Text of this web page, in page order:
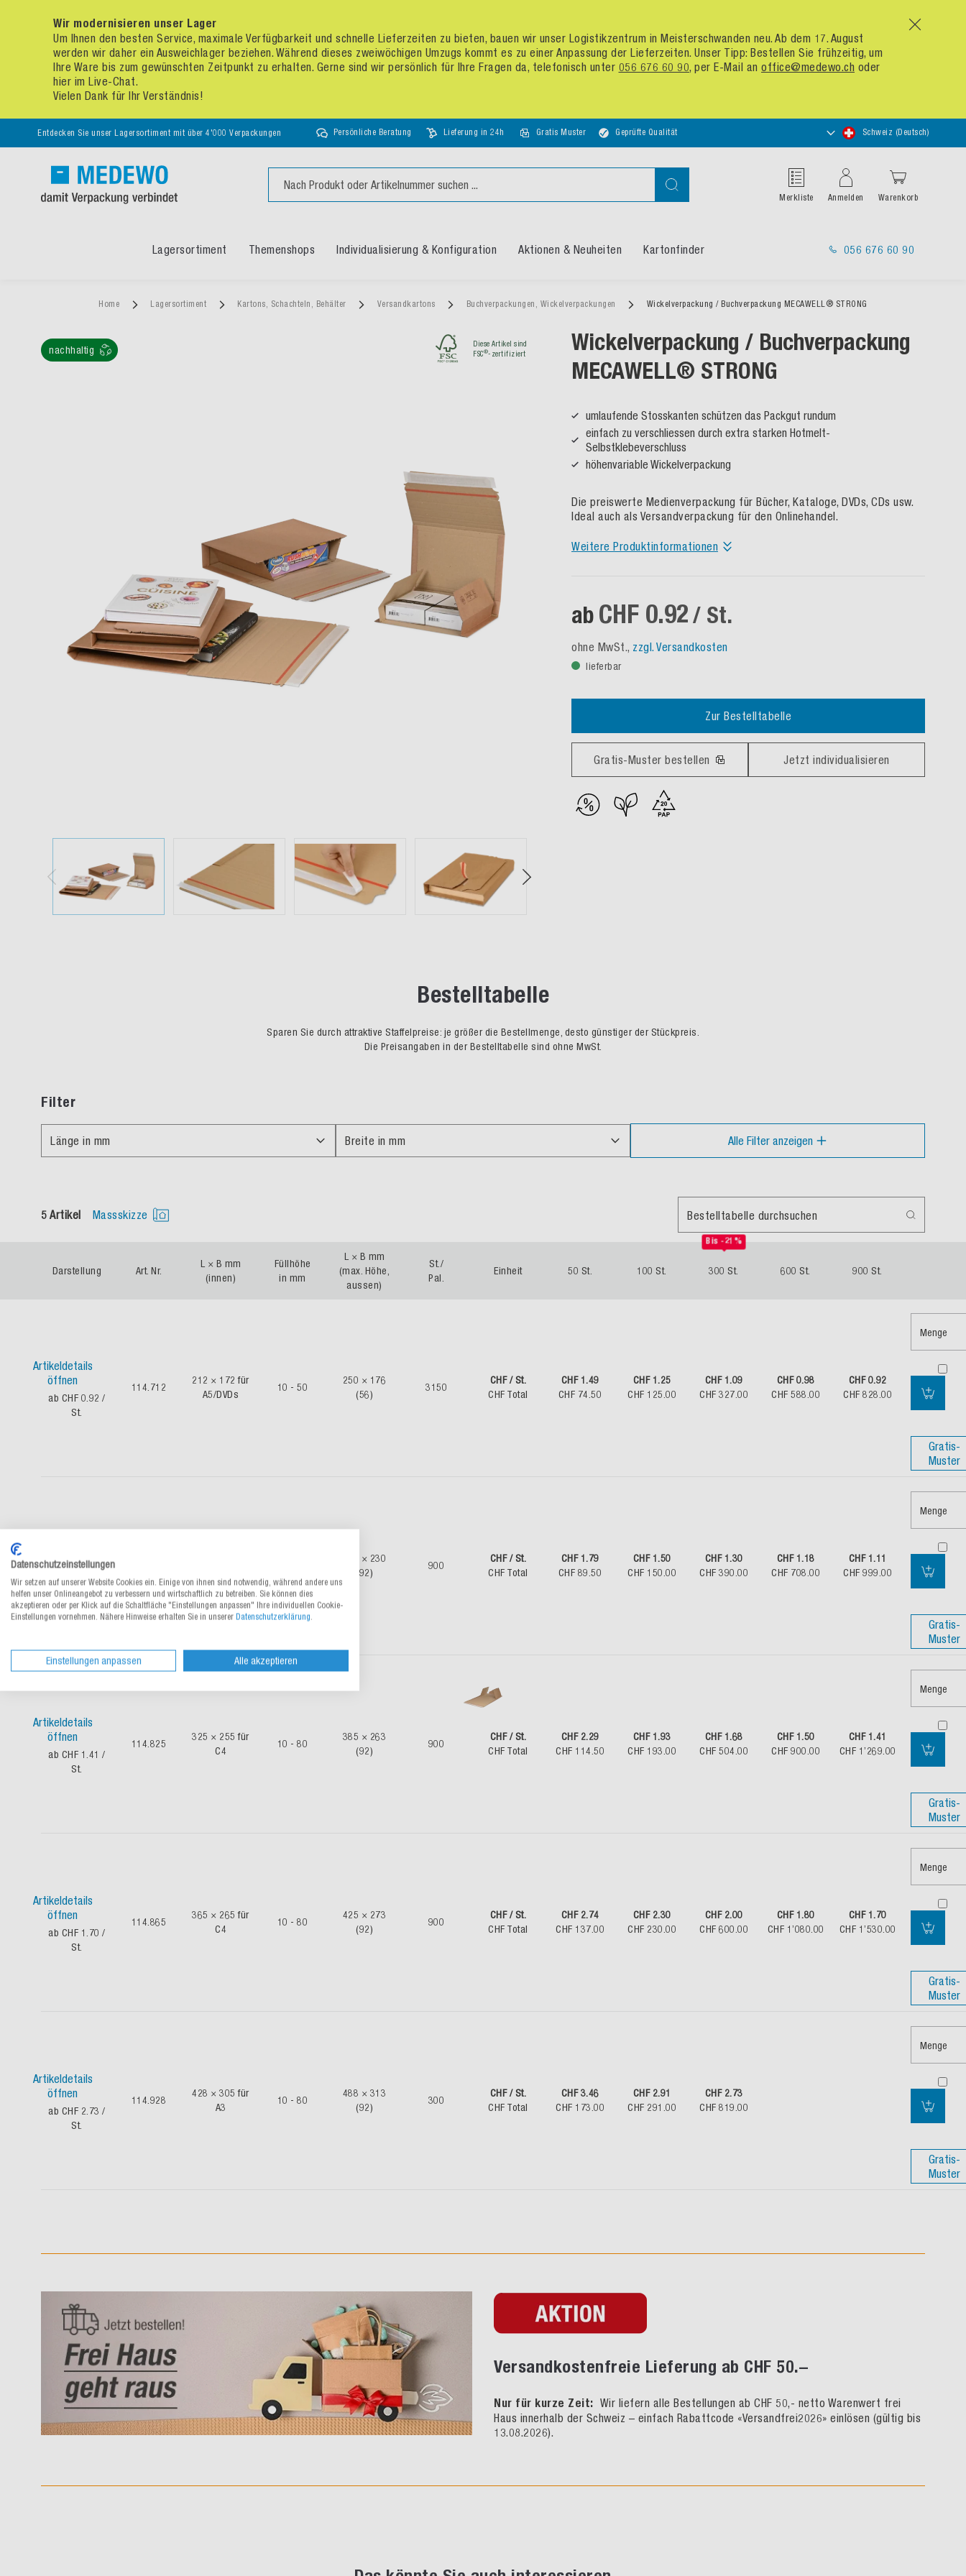
x
Wir modernisieren unser Lager
Um Ihnen den besten Service, maximale Verfügbarkeit und schnelle Lieferzeiten zu bieten, bauen wir unser Logistikzentrum in Meisterschwanden neu. Ab dem 17. August
werden wir daher ein Ausweichlager beziehen. Während dieses zweiwöchigen Umzugs kommt es zu einer Anpassung der Lieferzeiten. Unser Tipp: Bestellen Sie frühzeitig, um
Ihre Ware bis zum gewünschten Zeitpunkt zu erhalten. Gerne sind wir persönlich für Ihre Fragen da, telefonisch unter 056 676 60 90, per E-Mail an office@medewo.ch oder
hier im Live-Chat.
Vielen Dank für Ihr Verständnis!
Entdecken Sie unser Lagersortiment mit über 4'000 Verpackungen Persönliche Beratung Lieferung in 24h Gratis Muster Geprüfte Qualität
Store
auswählen
Schweiz (Deutsch)
Suche
Merkliste Anmelden Warenkorb
Lagersortiment Themenshops Individualisierung & Konfiguration Aktionen & Neuheiten Kartonfinder 056 676 60 90
Home Lagersortiment Kartons, Schachteln, Behälter Versandkartons Buchverpackungen, Wickelverpackungen Wickelverpackung / Buchverpackung MECAWELL® STRONG
nachhaltig
Diese Artikel sind
FSC®-zertifiziert
Wickelverpackung / Buchverpackung
MECAWELL® STRONG
umlaufende Stosskanten schützen das Packgut rundum
einfach zu verschliessen durch extra starken Hotmelt-
Selbstklebeverschluss
höhenvariable Wickelverpackung
Die preiswerte Medienverpackung für Bücher, Kataloge, DVDs, CDs usw.
Ideal auch als Versandverpackung für den Onlinehandel.
Weitere Produktinformationen
ab CHF 0.92/ St.
ohne MwSt., zzgl. Versandkosten
lieferbar
Zur Bestelltabelle
Gratis-Muster bestellen Jetzt individualisieren
Bestelltabelle
Sparen Sie durch attraktive Staffelpreise: je größer die Bestellmenge, desto günstiger der Stückpreis.
Die Preisangaben in der Bestelltabelle sind ohne MwSt.
Filter
Länge in mm Breite in mm Alle Filter anzeigen
5 Artikel Massskizze Bestelltabelle durchsuchen
Darstellung Art. Nr.
L × B mm
(innen)
Füllhöhe
in mm
L × B mm
(max. Höhe,
aussen)
St./
Pal.
Einheit 50 St. 100 St.
Bis -21%
300 St. 600 St. 900 St.
Artikeldetails
öffnen
ab CHF 0.92/
St.
114.712
212 × 172 für
A5/DVDs
10 - 50
250 × 176
(56)
3150
CHF / St.
CHF Total
CHF 1.49
CHF 74.50
CHF 1.25
CHF 125.00
CHF 1.09
CHF 327.00
CHF 0.98
CHF 588.00
CHF 0.92
CHF 828.00
Menge
Gratis-
Muster
öffnen
ab CHF 1.11
St.
362 × 230
(92)
900
CHF / St.
CHF Total
CHF 1.79
CHF 89.50
CHF 1.50
CHF 150.00
CHF 1.30
CHF 390.00
CHF 1.18
CHF 708.00
CHF 1.11
CHF 999.00
Menge
Gratis-
Muster
Artikeldetails
öffnen
ab CHF 1.41/
St.
114.825
325 × 255 für
C4
10 - 80
385 × 263
(92)
900
CHF / St.
CHF Total
CHF 2.29
CHF 114.50
CHF 1.93
CHF 193.00
CHF 1.68
CHF 504.00
CHF 1.50
CHF 900.00
CHF 1.41
CHF 1’269.00
Menge
Gratis-
Muster
Artikeldetails
öffnen
ab CHF 1.70/
St.
114.865
365 × 265 für
C4
10 - 80
425 × 273
(92)
900
CHF / St.
CHF Total
CHF 2.74
CHF 137.00
CHF 2.30
CHF 230.00
CHF 2.00
CHF 600.00
CHF 1.80
CHF 1’080.00
CHF 1.70
CHF 1’530.00
Menge
Gratis-
Muster
Artikeldetails
öffnen
ab CHF 2.73/
St.
114.928
428 × 305 für
A3
10 - 80
488 × 313
(92)
300
CHF / St.
CHF Total
CHF 3.46
CHF 173.00
CHF 2.91
CHF 291.00
CHF 2.73
CHF 819.00
Menge
Gratis-
Muster
Versandkostenfreie Lieferung ab CHF 50.–
Nur für kurze Zeit: Wir liefern alle Bestellungen ab CHF 50,- netto Warenwert frei
Haus innerhalb der Schweiz – einfach Rabattcode «Versandfrei2026» einlösen (gültig bis
13.08.2026).
Datenschutzeinstellungen
Wir setzen auf unserer Website Cookies ein. Einige von ihnen sind notwendig, während andere uns
helfen unser Onlineangebot zu verbessern und wirtschaftlich zu betreiben. Sie können dies
akzeptieren oder per Klick auf die Schaltfläche "Einstellungen anpassen" Ihre individuellen Cookie-
Einstellungen vornehmen. Nähere Hinweise erhalten Sie in unserer Datenschutzerklärung.
Einstellungen anpassen Alle akzeptieren